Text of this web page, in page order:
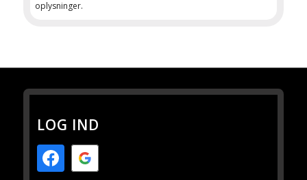
oplysninger.
LOG IND